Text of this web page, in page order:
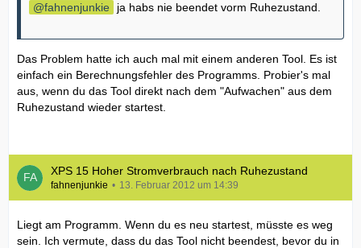
fahnenjunkie ja habs nie beendet vorm Ruhezustand.
Das Problem hatte ich auch mal mit einem anderen Tool. Es ist
einfach ein Berechnungsfehler des Programms. Probier's mal
aus, wenn du das Tool direkt nach dem "Aufwachen" aus dem
Ruhezustand wieder startest.
XPS 15 Hoher Stromverbrauch nach Ruhezustand
fahnenjunkie 13. Februar 2012 um 14:39
Liegt am Programm. Wenn du es neu startest, müsste es weg
sein. Ich vermute, dass du das Tool nicht beendest, bevor du in